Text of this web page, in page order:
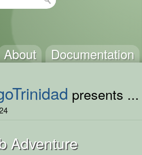
About Documentation
presents ...
Adventure